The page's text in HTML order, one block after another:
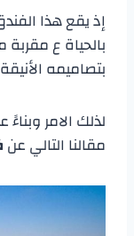
إذ يقع هذا
بالحياة ع
بتصاميمه
لذلك الامر
مقالنا التالي عن